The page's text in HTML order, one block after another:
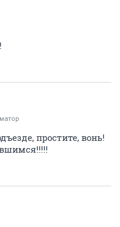
простите, вонь!